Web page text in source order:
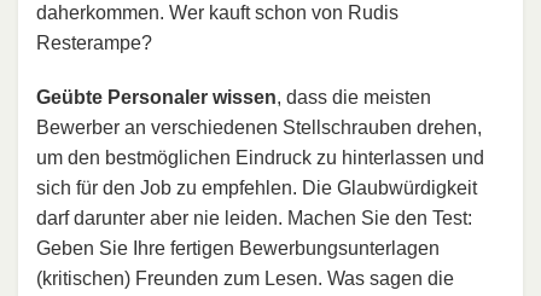
daherkommen. Wer kauft schon von Rudis
Resterampe?
Geübte Personaler wissen, dass die meisten
Bewerber an verschiedenen Stellschrauben drehen,
um den bestmöglichen Eindruck zu hinterlassen und
sich für den Job zu empfehlen. Die Glaubwürdigkeit
darf darunter aber nie leiden. Machen Sie den Test:
Geben Sie Ihre fertigen Bewerbungsunterlagen
(kritischen) Freunden zum Lesen. Was sagen die